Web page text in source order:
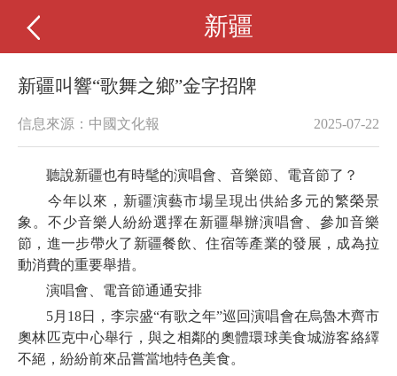
新疆
新疆叫響“歌舞之鄉”金字招牌
信息來源：中國文化報 2025-07-22
聽說新疆也有時髦的演唱會、音樂節、電音節了？
今年以來，新疆演藝市場呈現出供給多元的繁榮景
象。不少音樂人紛紛選擇在新疆舉辦演唱會、參加音樂
節，進一步帶火了新疆餐飲、住宿等產業的發展，成為拉
動消費的重要舉措。
演唱會、電音節通通安排
5月18日，李宗盛“有歌之年”巡回演唱會在烏魯木齊市
奧林匹克中心舉行，與之相鄰的奧體環球美食城游客絡繹
不絕，紛紛前來品嘗當地特色美食。